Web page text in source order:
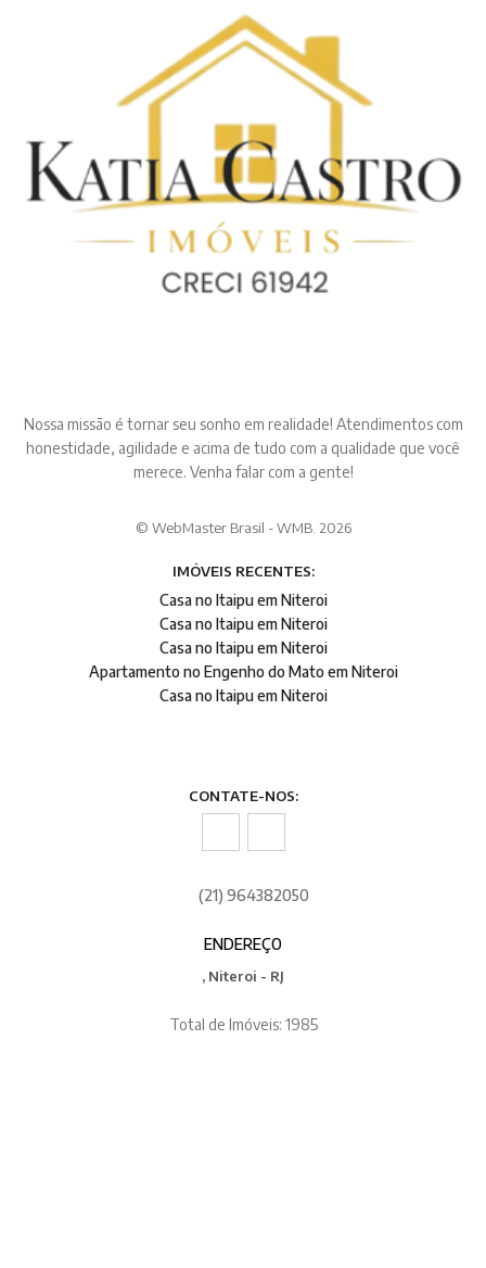
Nossa missão é tornar seu sonho em realidade! Atendimentos com
honestidade, agilidade e acima de tudo com a qualidade que você
merece. Venha falar com a gente!
© WebMaster Brasil - WMB. 2026
IMÓVEIS RECENTES:
Casa no Itaipu em Niteroi
Casa no Itaipu em Niteroi
Casa no Itaipu em Niteroi
Apartamento no Engenho do Mato em Niteroi
Casa no Itaipu em Niteroi
CONTATE-NOS:
(21) 964382050
ENDEREÇO
, Niteroi - RJ
Total de Imóveis: 1985